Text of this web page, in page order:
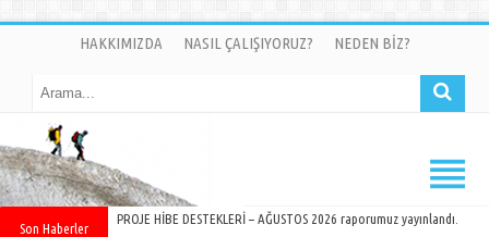
HAKKIMIZDA NASIL ÇALIŞIYORUZ? NEDEN BİZ?
Son Haberler
PROJE HİBE DESTEKLERİ – AĞUSTOS 2026 raporumuz yayınlandı.